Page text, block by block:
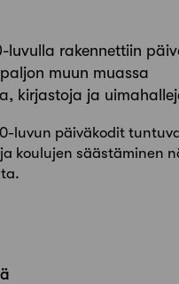
luvulla rakennettiin
muun muassa
kirjastoja ja
luvun päiväkodit
koulujen säästäminen